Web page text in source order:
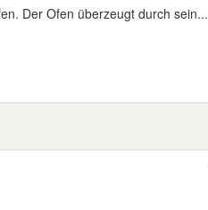
Der Ofen überzeugt durch sein...